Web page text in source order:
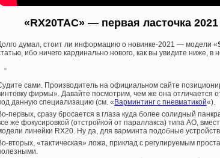
«RX20TAC» — первая ласточка
думал, стоит ли информацию о новинке-2021 — модели «
ибо ничего кардинально нового, как вы увидите ниже, в
сами. Производитель на официальном сайте
фирмы». Давайте посмотрим, чем же она отличается
данную специализацию (см. «Варминтинг с пневматикой«).
первых, сразу бросается в глаза куда более солидный
же фокусировкой (отстройкой от параллакса) типа АО,
линейки RX20. Ну да, для варминта подобные
вторых, «тактическая» ложа, приклад с регулируемым